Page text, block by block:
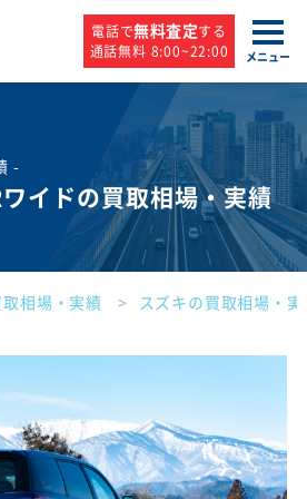
電話で無料査定する
通話無料 8:00~22:00
メニュー
-
イドの買取相場・実績
相場・実績 スズキの買取相場・